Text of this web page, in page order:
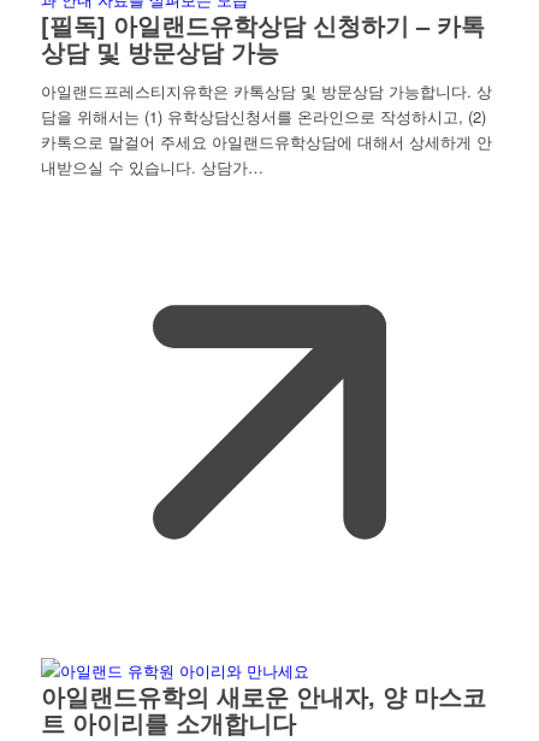
[필독] 아일랜드유학상담 신청하기 – 카톡
상담 및 방문상담 가능
아일랜드프레스티지유학은 카톡상담 및 방문상담 가능합니다. 상
담을 위해서는 (1) 유학상담신청서를 온라인으로 작성하시고, (2)
카톡으로 말걸어 주세요 아일랜드유학상담에 대해서 상세하게 안
내받으실 수 있습니다. 상담가…
아일랜드유학의 새로운 안내자, 양 마스코
트 아이리를 소개합니다